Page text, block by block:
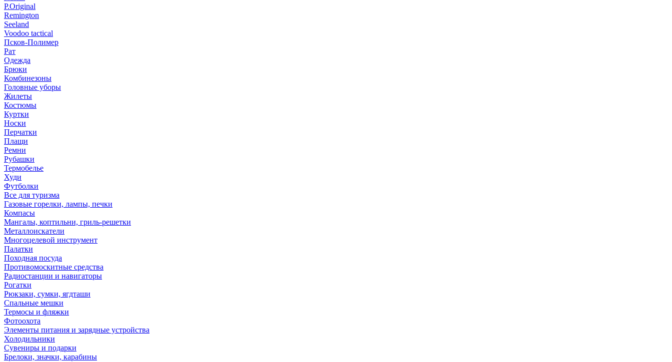
P.Original
Remington
Seeland
Voodoo tactical
Псков-Полимер
Рат
Одежда
Брюки
Комбинезоны
Головные уборы
Жилеты
Костюмы
Куртки
Носки
Перчатки
Плащи
Ремни
Рубашки
Термобелье
Худи
Футболки
Все для туризма
Газовые горелки, лампы, печки
Компасы
Мангалы, коптильни, гриль-решетки
Металлоискатели
Многоцелевой инструмент
Палатки
Походная посуда
Противомоскитные средства
Радиостанции и навигаторы
Рогатки
Рюкзаки, сумки, ягдташи
Спальные мешки
Термосы и фляжки
Фотоохота
Элементы питания и зарядные устройства
Холодильники
Сувениры и подарки
Брелоки, значки, карабины